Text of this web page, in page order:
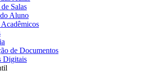
Salas
Aluno
de Documentos
Digitais